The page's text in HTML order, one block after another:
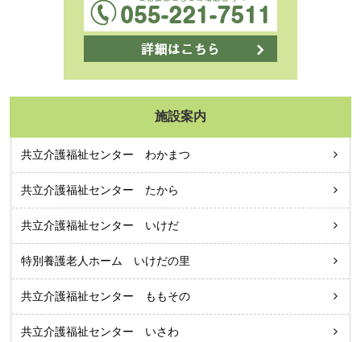
施設案内
共立介護福祉センター わかまつ
共立介護福祉センター たから
共立介護福祉センター いけだ
特別養護老人ホーム いけだの里
共立介護福祉センター ももその
共立介護福祉センター いさわ